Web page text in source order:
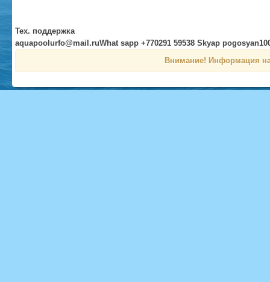
Тех. поддержка
aquapoolurfo@mail.ruWhat sapp +770291 59538 Skyap
Внимание! Информация на